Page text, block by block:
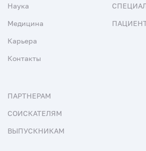
Наука
Медицина
Карьера
Контакты
ПАРТНЕРАМ
СОИСКАТЕЛЯМ
ВЫПУСКНИКАМ